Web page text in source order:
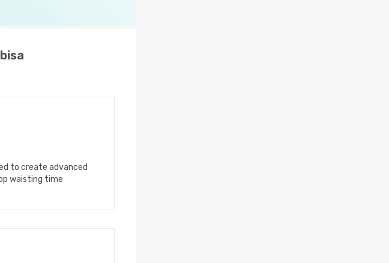
to create advanced
waisting time